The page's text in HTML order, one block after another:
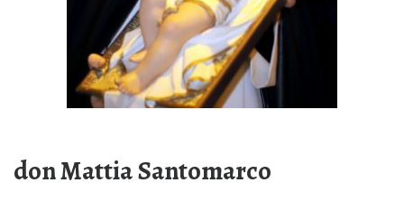
don Mattia Santomarco